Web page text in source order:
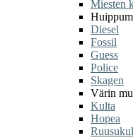
Miesten
Diesel
Fossil
Guess
Police
Skagen
Värin
Kulta
Hopea